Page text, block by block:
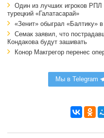
Один из лучших игроков РПЛ
турецкий «Галатасарай»
«Зенит» обыграл «Балтику»
Семак заявил, что
Кондакова будут зашивать
Конор Макгрегор перенес
Мы в Telegram